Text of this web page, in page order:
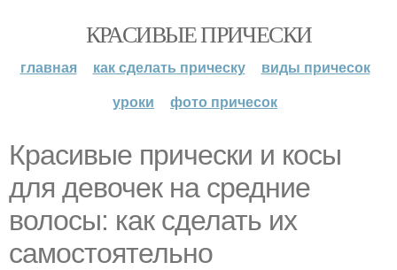
КРАСИВЫЕ ПРИЧЕСКИ
главная как сделать прическу
виды причесок
уроки
фото причесок
Красивые прически и косы
для девочек на средние
волосы: как сделать их
самостоятельно